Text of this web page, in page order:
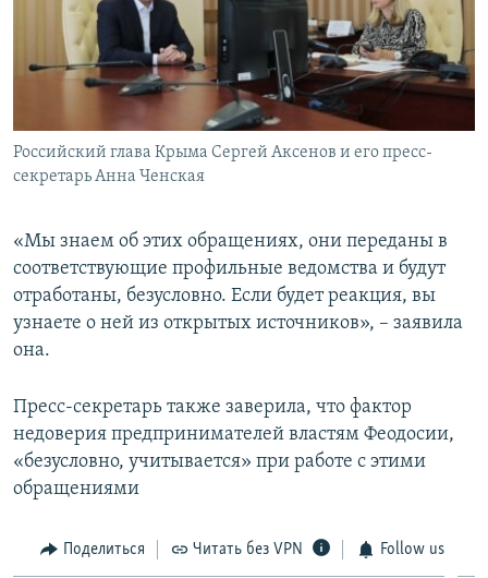
Российский глава Крыма Сергей Аксенов и его пресс-
секретарь Анна Ченская
«Мы знаем об этих обращениях, они переданы в
соответствующие профильные ведомства и будут
отработаны, безусловно. Если будет реакция, вы
узнаете о ней из открытых источников», – заявила
она.
Пресс-секретарь также заверила, что фактор
недоверия предпринимателей властям Феодосии,
«безусловно, учитывается» при работе с этими
обращениями
Поделиться Читать без VPN Follow us